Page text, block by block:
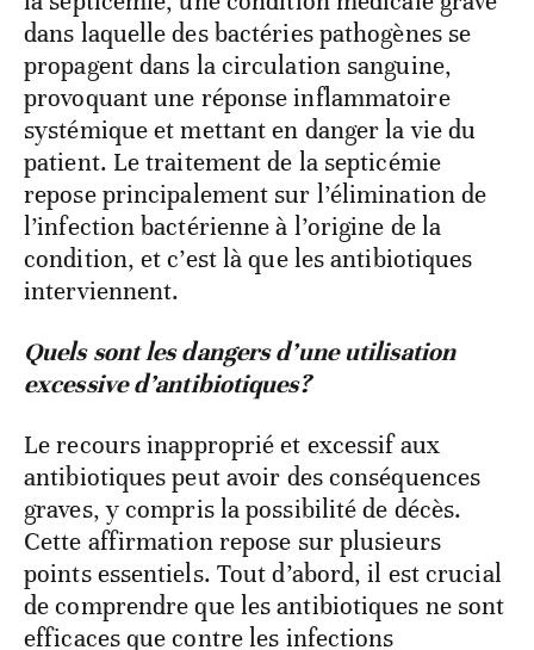
dans laquelle des bactéries pathogènes se
propagent dans la circulation sanguine,
provoquant une réponse inflammatoire
systémique et mettant en danger la vie du
patient. Le traitement de la septicémie
repose principalement sur l’élimination de
l’infection bactérienne à l’origine de la
condition, et c’est là que les antibiotiques
interviennent.
Quels sont les dangers d’une utilisation
excessive d’antibiotiques?
Le recours inapproprié et excessif aux
antibiotiques peut avoir des conséquences
graves, y compris la possibilité de décès.
Cette affirmation repose sur plusieurs
points essentiels. Tout d’abord, il est crucial
de comprendre que les antibiotiques ne sont
efficaces que contre les infections